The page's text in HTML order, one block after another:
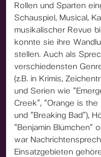
Rollen und Sparten
Schauspiel, Musical,
musikalischer Revue
konnte sie ihre
stellen. Auch als
verschiedensten
(z.B. in Krimis,
und Serien wie
Creek”, “Orange is
und “Breaking Bad”),
“Benjamin Blümchen“
war
Einsatzgebieten